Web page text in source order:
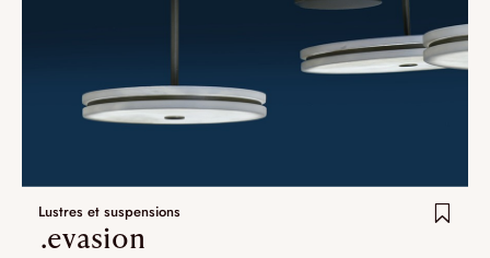
Lustres et suspensions
.evasion